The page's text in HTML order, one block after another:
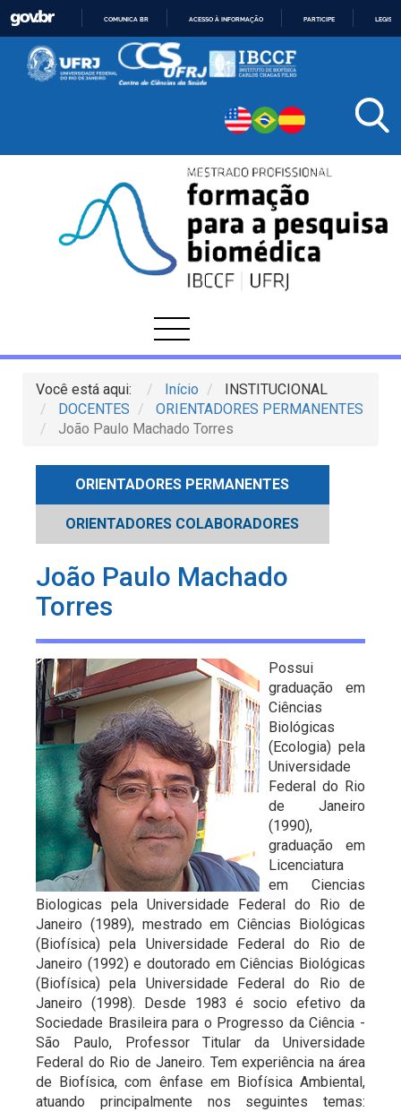
PARA
O
CONTEÚDO
COMUNICA BR ACESSO À INFORMAÇÃO PARTICIPE
Você está aqui: Início
INSTITUCIONAL
DOCENTES
ORIENTADORES PERMANENTES
João Paulo Machado Torres
ORIENTADORES PERMANENTES
ORIENTADORES COLABORADORES
João Paulo Machado
Torres
Possui
graduação em
Ciências
Biológicas
(Ecologia) pela
Universidade
Federal do Rio
de Janeiro
(1990),
graduação em
Licenciatura
em Ciencias
Biologicas pela Universidade Federal do Rio de
Janeiro (1989), mestrado em Ciências Biológicas
(Biofísica) pela Universidade Federal do Rio de
Janeiro (1992) e doutorado em Ciências Biológicas
(Biofísica) pela Universidade Federal do Rio de
Janeiro (1998). Desde 1983 é socio efetivo da
Sociedade Brasileira para o Progresso da Ciência -
São Paulo, Professor Titular da Universidade
Federal do Rio de Janeiro. Tem experiência na área
de Biofísica, com ênfase em Biofísica Ambiental,
atuando principalmente nos seguintes temas: